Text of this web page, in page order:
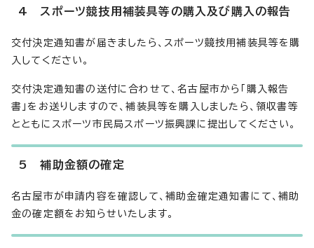
4 スポーツ競技用補装具等の購入及び購入の報告
交付決定通知書が届きましたら、スポーツ競技用補装具等を購
入してください。
交付決定通知書の送付に合わせて、名古屋市から「購入報告
書」をお送りしますので、補装具等を購入しましたら、領収書等
とともにスポーツ市民局スポーツ振興課に提出してください。
5 補助金額の確定
名古屋市が申請内容を確認して、補助金確定通知書にて、補助
金の確定額をお知らせいたします。